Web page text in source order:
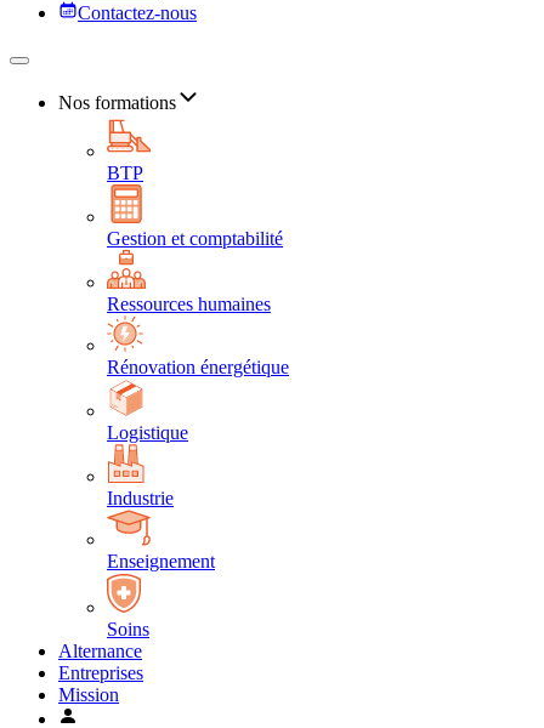
Contactez-nous
Nos formations
BTP
Gestion et comptabilité
Ressources humaines
Rénovation énergétique
Logistique
Industrie
Enseignement
Soins
Alternance
Entreprises
Mission